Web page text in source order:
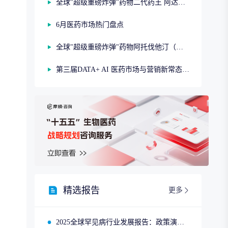
全球"超级重磅炸弹"药物二代药王 阿达木单抗（第二期）
6月医药市场热门盘点
全球"超级重磅炸弹"药物阿托伐他汀（第一期）
第三届DATA+ AI 医药市场与营销新常态研讨会
精选报告 更多
2025全球罕见病行业发展报告：政策演进、市场趋势与领先企业布局